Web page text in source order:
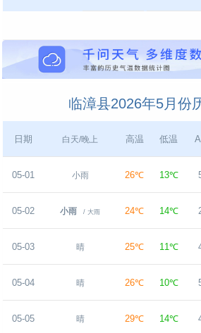
临漳县2026年5月份
日期 白天/晚上 高温 低温
05-01 小雨 26℃ 13℃
05-02 小雨 / 大雨 24℃ 14℃
05-03 晴 25℃ 11℃
05-04 晴 26℃ 10℃
05-05 晴 29℃ 14℃